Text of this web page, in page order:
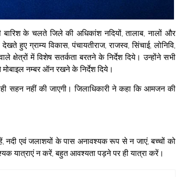
के चलते जिले की अधिकांश नदियों, तालाब, नालों और
हुए ग्राम्य विकास, पंचायतीराज, राजस्व, सिंचाई, लोनिवि,
क्षेत्रों में विशेष सतर्कता बरतने के निर्देश दिये। उन्होंने सभी
नम्बर ऑन रखने के निर्देश दिये।
सहन नहीं की जाएगी। जिलाधिकारी ने कहा कि आमजन की
नदी एवं जलाशयों के पास अनावश्यक रूप से न जाएं, बच्चों को
यात्राएं न करें, बहुत आवश्यता पड़ने पर ही यात्रा करें।